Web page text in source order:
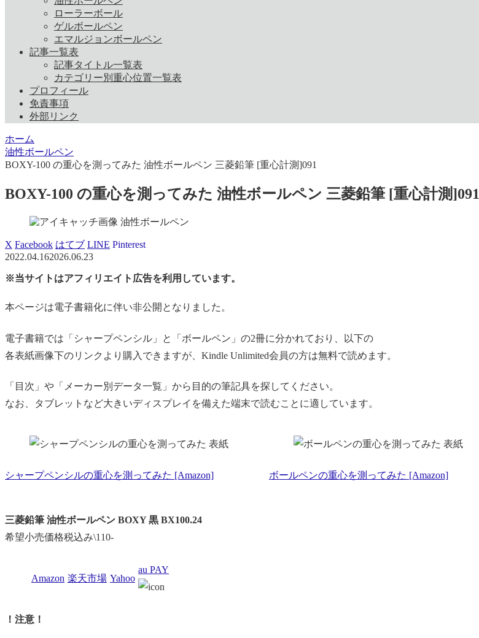
ローラーボール
ゲルボールペン
エマルジョンボールペン
記事一覧表
記事タイトル一覧表
カテゴリー別重心位置一覧表
プロフィール
免責事項
外部リンク
ホーム
油性ボールペン
BOXY-100 の重心を測ってみた 油性ボールペン 三菱鉛筆 [重心計測]091
BOXY-100 の重心を測ってみた 油性ボールペン 三菱鉛筆 [重心計測]091
油性ボールペン
X Facebook はてブ LINE Pinterest
2022.04.162026.06.23
※当サイトはアフィリエイト広告を利用しています。
本ページは電子書籍化に伴い非公開となりました。
電子書籍では「シャープペンシル」と「ボールペン」の2冊に分かれており、以下の
各表紙画像下のリンクより購入できますが、Kindle Unlimited会員の方は無料で読めます。
「目次」や「メーカー別データ一覧」から目的の筆記具を探してください。
なお、タブレットなど大きいディスプレイを備えた端末で読むことに適しています。
シャープペンシルの重心を測ってみた [Amazon] ボールペンの重心を測ってみた [Amazon]
三菱鉛筆 油性ボールペン BOXY 黒 BX100.24
希望小売価格税込み\110-
Amazon 楽天市場 Yahoo
au PAY
！注意！